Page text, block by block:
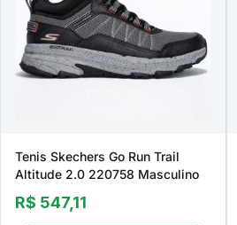
Tenis Skechers Go Run Trail
Altitude 2.0 220758 Masculino
R$ 547,11